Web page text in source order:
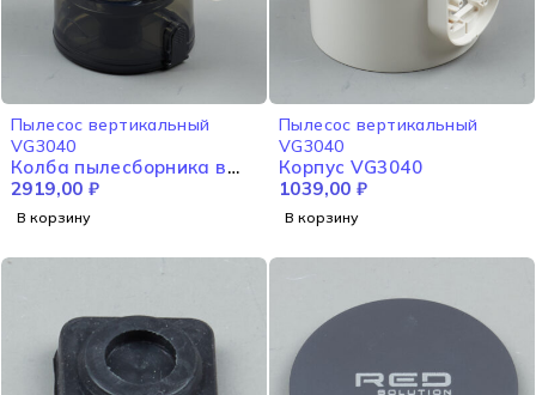
Пылесос вертикальный
VG3040
Колба пылесборника в
сборе VG3040
2919,00 ₽
В корзину
Пылесос вертикальный
VG3040
Корпус VG3040
1039,00 ₽
В корзину